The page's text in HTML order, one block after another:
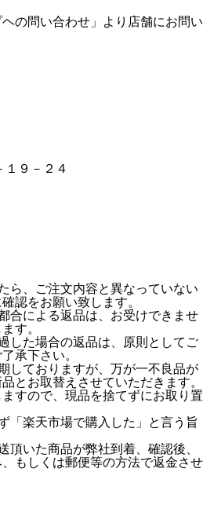
の問い合わせ」より店舗にお問い
１９－２４
ら、ご注文内容と異なっていない
確認をお願い致します。
合による返品は、お受けできませ
す。
した場合の返品は、原則としてご
承下さい。
しておりますが、万が一不良品が
とお取替えさせていただきます。
すので、現品を捨てずにお取り置
「楽天市場で購入した」と言う旨
頂いた商品が弊社到着、確認後、
もしくは郵便等の方法で返金させ